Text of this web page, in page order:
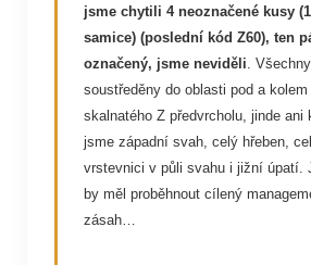
jsme chytili 4 neoznačené kusy
samice) (poslední kód Z60), ten
označený, jsme neviděli.
soustředěny do oblasti pod a
skalnatého Z předvrcholu, jinde ani
jsme západní svah, celý hřeben,
vrstevnici v půli svahu i jižní úpatí.
by měl proběhnout cílený
zásah…